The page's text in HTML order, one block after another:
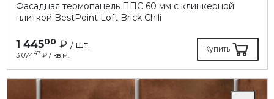
Фасадная термопанель ППC 60 мм с клинкерной
плиткой BestPoint Loft Brick Chili
1 44500 ₽ / шт.
3 07447 ₽ / кв.м.
Купить